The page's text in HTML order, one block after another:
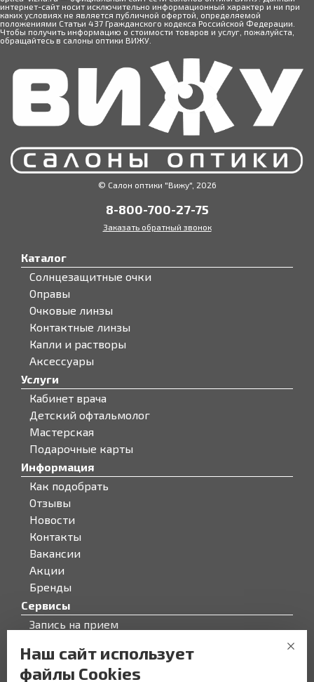
интернет-сайт носит исключительно информационный характер и ни при
каких условиях не является публичной офертой, определяемой
положениями Статьи 437 Гражданского кодекса Российской Федерации.
Чтобы получить информацию о стоимости товаров и услуг, пожалуйста,
обращайтесь в салоны оптики ВИЖУ.
© Салон оптики "Вижу", 2026
8-800-700-27-75
Заказать обратный звонок
Каталог
Солнцезащитные очки
Оправы
Очковые линзы
Контактные линзы
Капли и растворы
Аксессуары
Услуги
Кабинет врача
Детский офтальмолог
Мастерская
Подарочные карты
Информация
Как подобрать
Отзывы
Новости
Контакты
Вакансии
Акции
Бренды
Сервисы
Запись на прием
О компании
О компании
Наш сайт использует
файлы Cookies